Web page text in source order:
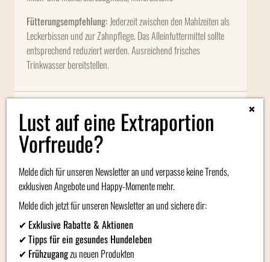
Fütterungsempfehlung: Jederzeit zwischen den Mahlzeiten als
Leckerbissen und zur Zahnpflege. Das Alleinfuttermittel sollte
entsprechend reduziert werden. Ausreichend frisches
Trinkwasser bereitstellen.
Produktbewertung (0)
Ähnliche Produkte
Lust auf eine Extraportion
Vorfreude?
Melde dich für unseren Newsletter an und verpasse keine Trends,
exklusiven Angebote und Happy-Momente mehr.
Melde dich jetzt für unseren Newsletter an und sichere dir:
✔ Exklusive Rabatte & Aktionen
✔Tipps für ein gesundes Hundeleben
✔ Frühzugangzu neuen Produkten
×